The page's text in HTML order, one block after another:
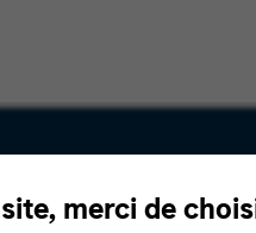
merci de